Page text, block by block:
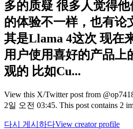
多的质疑 很多人觉得
的体验不一样，也有论
其是Llama 4这次 现在
用户使用喜好的产品上
观的 比如Cu...
View this X/Twitter post from
2일 오전 03:45. This post contains 2
다시 게시하다View creator profile